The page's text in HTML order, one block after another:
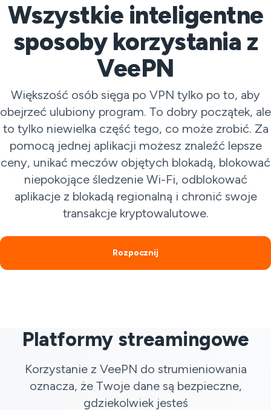
Wszystkie inteligentne
sposoby korzystania z
VeePN
Większość osób sięga po VPN tylko po to, aby
obejrzeć ulubiony program. To dobry początek, ale
to tylko niewielka część tego, co może zrobić. Za
pomocą jednej aplikacji możesz znaleźć lepsze
ceny, unikać meczów objętych blokadą, blokować
niepokojące śledzenie Wi-Fi, odblokować
aplikacje z blokadą regionalną i chronić swoje
transakcje kryptowalutowe.
Rozpocznij
Platformy streamingowe
Korzystanie z VeePN do strumieniowania
oznacza, że Twoje dane są bezpieczne,
gdziekolwiek jesteś